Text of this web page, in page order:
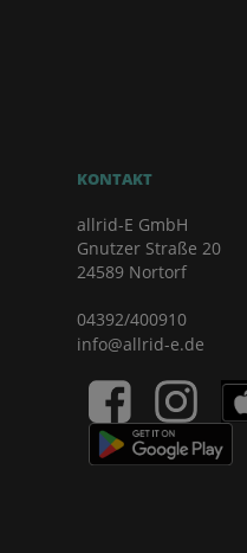
KONTAKT
allrid-E GmbH
Gnutzer Straße 20
24589 Nortorf
04392/400910
info@allrid-e.de